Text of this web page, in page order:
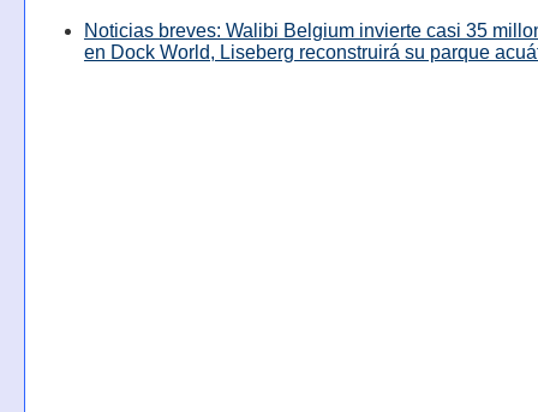
Noticias breves: Walibi Belgium invierte casi 35
en Dock World, Liseberg reconstruirá su parque